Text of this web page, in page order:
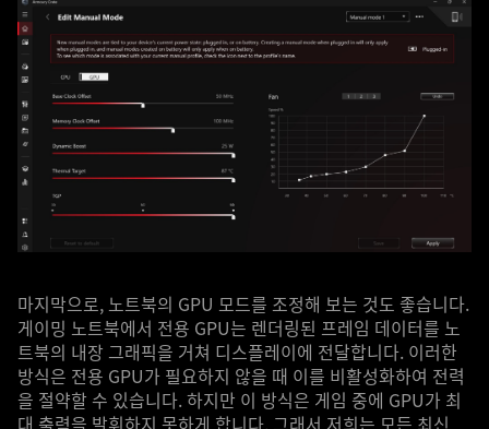
마지막으로, 노트북의 GPU 모드를 조정해 보는 것도 좋습니다.
게이밍 노트북에서 전용 GPU는 렌더링된 프레임 데이터를 노
트북의 내장 그래픽을 거쳐 디스플레이에 전달합니다. 이러한
방식은 전용 GPU가 필요하지 않을 때 이를 비활성화하여 전력
을 절약할 수 있습니다. 하지만 이 방식은 게임 중에 GPU가 최
대 출력을 발휘하지 못하게 합니다. 그래서 저희는 모든 최신